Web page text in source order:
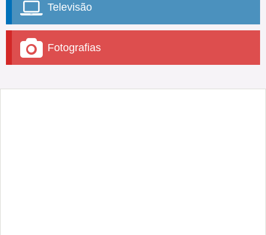
Televisão
Fotografias